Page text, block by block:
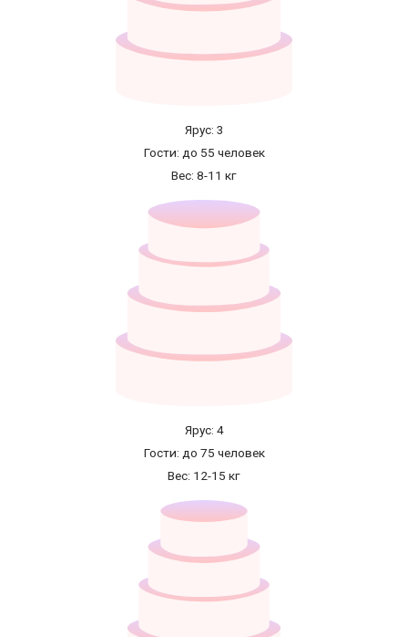
Ярус: 3
Гости: до 55 человек
Вес: 8-11 кг
Ярус: 4
Гости: до 75 человек
Вес: 12-15 кг